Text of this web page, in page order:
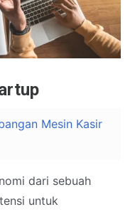
Mesin Kasir
dari sebuah
untuk